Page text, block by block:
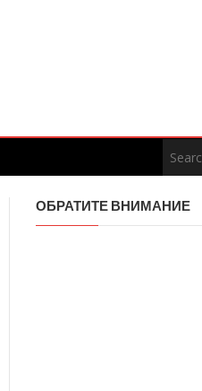
ОБРАТИТЕ ВНИМАНИЕ